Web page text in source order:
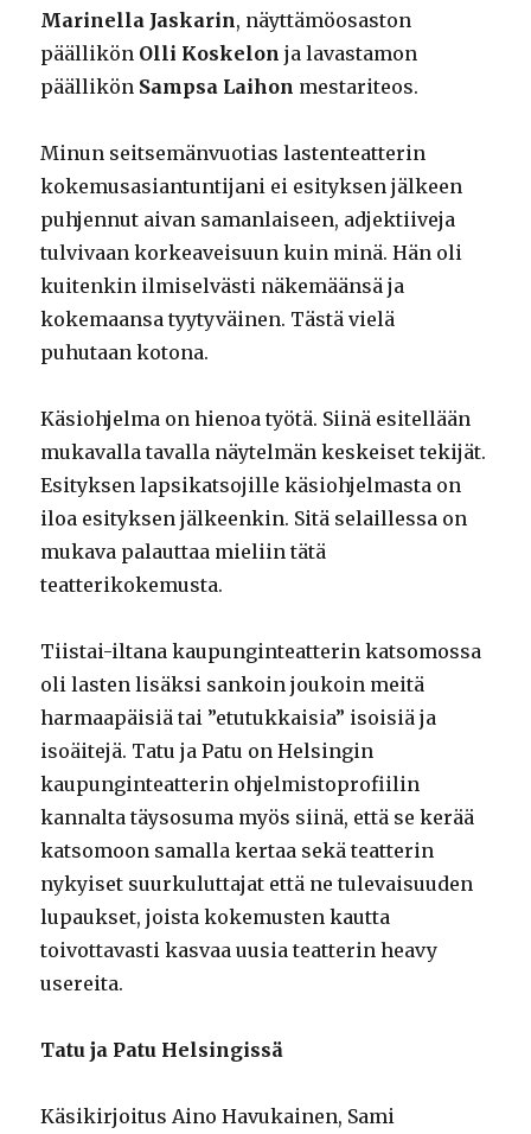
Marinella Jaskarin, näyttämöosaston
päällikön Olli Koskelon ja lavastamon
päällikön Sampsa Laihon mestariteos.
Minun seitsemänvuotias lastenteatterin
kokemusasiantuntijani ei esityksen jälkeen
puhjennut aivan samanlaiseen, adjektiiveja
tulvivaan korkeaveisuun kuin minä. Hän oli
kuitenkin ilmiselvästi näkemäänsä ja
kokemaansa tyytyväinen. Tästä vielä
puhutaan kotona.
Käsiohjelma on hienoa työtä. Siinä esitellään
mukavalla tavalla näytelmän keskeiset tekijät.
Esityksen lapsikatsojille käsiohjelmasta on
iloa esityksen jälkeenkin. Sitä selaillessa on
mukava palauttaa mieliin tätä
teatterikokemusta.
Tiistai-iltana kaupunginteatterin katsomossa
oli lasten lisäksi sankoin joukoin meitä
harmaapäisiä tai ”etutukkaisia” isoisiä ja
isoäitejä. Tatu ja Patu on Helsingin
kaupunginteatterin ohjelmistoprofiilin
kannalta täysosuma myös siinä, että se kerää
katsomoon samalla kertaa sekä teatterin
nykyiset suurkuluttajat että ne tulevaisuuden
lupaukset, joista kokemusten kautta
toivottavasti kasvaa uusia teatterin heavy
usereita.
Tatu ja Patu Helsingissä
Käsikirjoitus Aino Havukainen, Sami